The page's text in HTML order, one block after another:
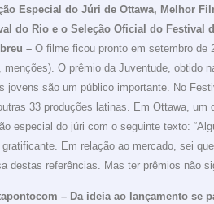
Especial do Júri de Ottawa, Melhor
do Rio e o Seleção Oficial do Festival
– O filme ficou pronto em setembro de
menções). O prêmio da Juventude, obtido
jovens são um público importante. No
33 produções latinas. Em Ottawa,
especial do júri com o seguinte texto:
gratificante. Em relação ao mercado, sei
destas referências. Mas ter prêmios não
– Da ideia ao lançamento se